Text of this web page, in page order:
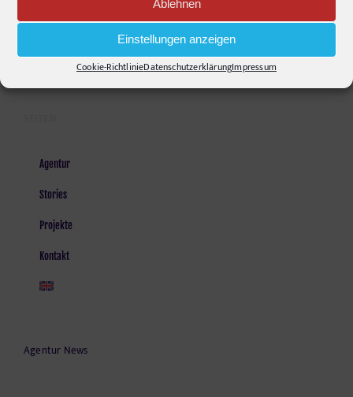
Ablehnen
Einstellungen anzeigen
Cookie-RichtlinieDatenschutzerklärungImpressum
Mail senden!
Agentur
Stories
Projekte
Kontakt
Agentur News